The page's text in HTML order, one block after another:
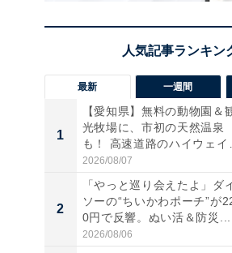
最新 一週間
1
【愛知県】無料の動物園＆
光牧場に、市初の天然温泉
も！ 高速道路のハイウェイ
ア...
2026/08/07
2
「やっと巡り会えたよ」ダ
ソーの“ちいかわポーチ”が
0円で反響。ぬい活＆防災...
2026/08/06